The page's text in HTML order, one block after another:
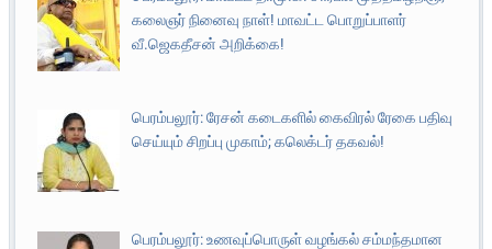
கலைஞர் நினைவு நாள்! மாவட்ட பொறுப்பாளர்
வீ.ஜெகதீசன் அறிக்கை!
பெரம்பலூர்: ரேசன் கடைகளில் கைவிரல் ரேகை பதிவு
செய்யும் சிறப்பு முகாம்; கலெக்டர் தகவல்!
பெரம்பலூர்: உணவுப்பொருள் வழங்கல் சம்மந்தமான